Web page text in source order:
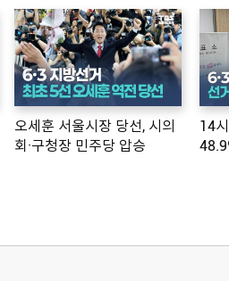
오세훈 서울시장 당선, 시의
회·구청장 민주당 압승
14